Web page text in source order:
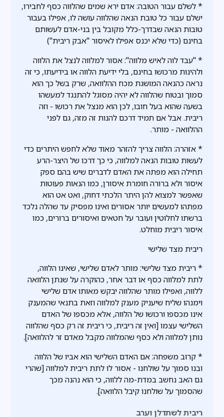
* לשלם עבור הטובה: אדם ירא שמים שהלווה כסף לחבירו,
ישלם עבור כל טובת הנאה שהלווה עושה לו, אפילו בעבור
טובות הנאה שבדרך-כלל מקובל בין בני-אדם לעשותם
בחינם (כדי שלא יכנס אפילו לאיסור "אבק ריבית")
* "עבד לוה לאיש מלווה": אסור למלווה לנצל את הלווה
ולהינות מרכושו בחינם, בלי ידיעת הלווה או בידיעתו, כי זה
נראה כהנאה המושגת מכח ההלוואה, שרק בשל כך הוא
סמוך ובטוח שהלווה לא יהיה מסוגל להתנגד למעשהו
בשעה שהוא בעל חובו, לכן הוא מנצל את רכושו - וזה
ריבית. אבל אם תמיד דרכם להנות זה מזה, גם לפני
ההלוואה - מותר.
* אזהרה: הלווה צריך להזהר מאוד שלא לחפש היתרים כדי
לעשות טובות הנאה למלווה, כי כך דרכו של היצר-הרע
תחילה הוא מפתה את האדם לדברים שיש בהם ספק
איסור ולא ברורה חומרת איסורן, כמו הנאות פעוטות
שאפשר למצוא להן היתר הלכתי דחוק, ואט אט הוא
מפתהו למעשים יותר אסורים ואינו מפסיק עד שהלה נלכד
ברשתו לחלוטין ועובר על חטאים ואיסורים ברורים, כמו
איסור ריבית מוחלט.
ריבית מצד שלישי
* ריבית מצד שלישי: מותר לאדם שלישי, שאינו הלווה,
לתת למלווה כסף או דבר אחר, כהוקרה על שנתן הלוואה
ללווה, ואפילו מותר שהלווה יבקש מאותו אדם שלישי
וימנהו שליח שיעניק מענק למלווה וזאת בתנאי שהמענק
אינו מכספו ורכושו של הלווה, אלא מכספו של האדם
השלישי עצמו [ואין זה ריבית, כי ריבית זה רק כסף שהלווה
נותן למלווה ולא כסף שהמלווה מקבל מאדם זר להלוואה].
* קרוב משפחה: אם האדם השלישי הוא אביו של הלווה
ובנו סמוך על שולחנו - אסור לו לתת ריבית למלווה [שהרי
גם האב נחשב במדת-מה ללווה, כי הוא נהנה מכך
שהסמוך על שולחנו קיבל הלוואה].
ריבית לשתדלן וערב